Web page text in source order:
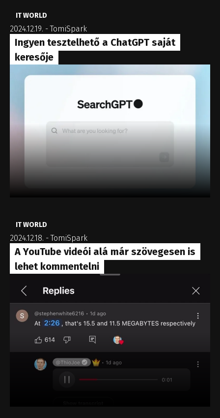
IT WORLD
2024.12.19. -TomiSpark
Ingyen tesztelhető a ChatGPT saját
keresője
IT WORLD
2024.12.18. -TomiSpark
A YouTube videói alá már szövegesen is
lehet kommentelni